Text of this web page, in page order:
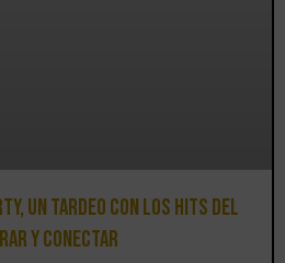
un tardeo con los hits del
y conectar